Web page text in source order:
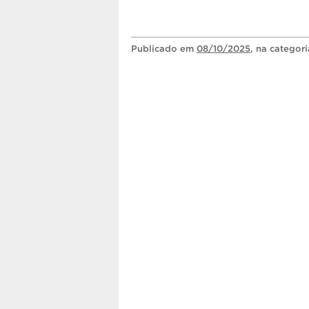
Publicado em 08/10/2025, na